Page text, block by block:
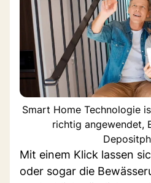
Smart Home Technologie
richtig angewendet,
Mit einem Klick lassen
oder sogar die